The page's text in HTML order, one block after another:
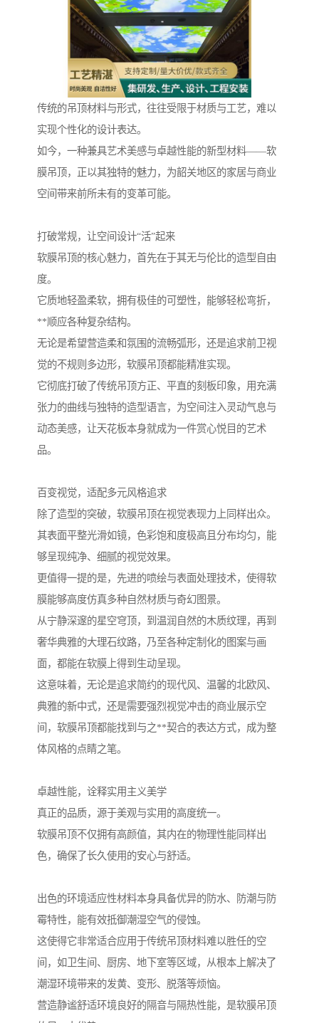
传统的吊顶材料与形式，往往受限于材质与工艺，难以
实现个性化的设计表达。
如今，一种兼具艺术美感与卓越性能的新型材料——软
膜吊顶，正以其独特的魅力，为韶关地区的家居与商业
空间带来前所未有的变革可能。
打破常规，让空间设计“活”起来
软膜吊顶的核心魅力，首先在于其无与伦比的造型自由
度。
它质地轻盈柔软，拥有极佳的可塑性，能够轻松弯折，
**顺应各种复杂结构。
无论是希望营造柔和氛围的流畅弧形，还是追求前卫视
觉的不规则多边形，软膜吊顶都能精准实现。
它彻底打破了传统吊顶方正、平直的刻板印象，用充满
张力的曲线与独特的造型语言，为空间注入灵动气息与
动态美感，让天花板本身就成为一件赏心悦目的艺术
品。
百变视觉，适配多元风格追求
除了造型的突破，软膜吊顶在视觉表现力上同样出众。
其表面平整光滑如镜，色彩饱和度极高且分布均匀，能
够呈现纯净、细腻的视觉效果。
更值得一提的是，先进的喷绘与表面处理技术，使得软
膜能够高度仿真多种自然材质与奇幻图景。
从宁静深邃的星空穹顶，到温润自然的木质纹理，再到
奢华典雅的大理石纹路，乃至各种定制化的图案与画
面，都能在软膜上得到生动呈现。
这意味着，无论是追求简约的现代风、温馨的北欧风、
典雅的新中式，还是需要强烈视觉冲击的商业展示空
间，软膜吊顶都能找到与之**契合的表达方式，成为整
体风格的点睛之笔。
卓越性能，诠释实用主义美学
真正的品质，源于美观与实用的高度统一。
软膜吊顶不仅拥有高颜值，其内在的物理性能同样出
色，确保了长久使用的安心与舒适。
出色的环境适应性材料本身具备优异的防水、防潮与防
霉特性，能有效抵御潮湿空气的侵蚀。
这使得它非常适合应用于传统吊顶材料难以胜任的空
间，如卫生间、厨房、地下室等区域，从根本上解决了
潮湿环境带来的发黄、变形、脱落等烦恼。
营造静谧舒适环境良好的隔音与隔热性能，是软膜吊顶